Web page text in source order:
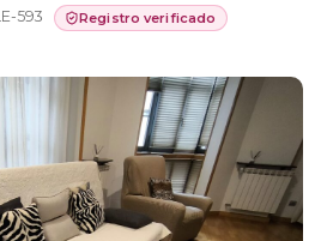
593 Registro verificado